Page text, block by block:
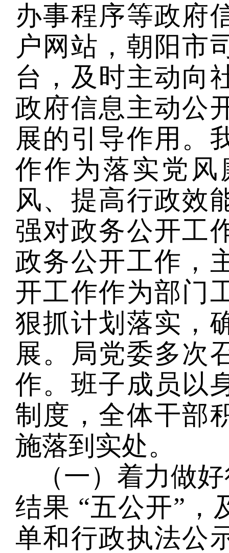
办事程序等政府
户网站，朝阳市
台，及时主动向
政府信息主动公
展的引导作用。
作作为落实党
风、提高行政效
强对政务公开工
政务公开工作，
开工作作为部门
狠抓计划落实，
展。局党委多次
作。班子成员以
制度，全体干部
施落到实处。
（一）着力做
结果 “五公开”，
单和行政执法公